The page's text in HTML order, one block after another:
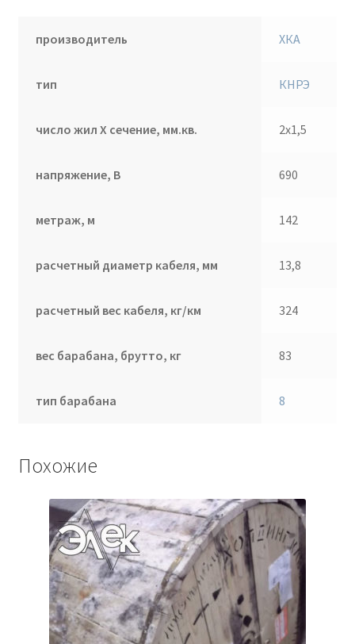
производитель ХКА
тип КНРЭ
число жил Х сечение, мм.кв. 2х1,5
напряжение, В 690
метраж, м 142
расчетный диаметр кабеля, мм 13,8
расчетный вес кабеля, кг/км 324
вес барабана, брутто, кг 83
тип барабана 8
Похожие